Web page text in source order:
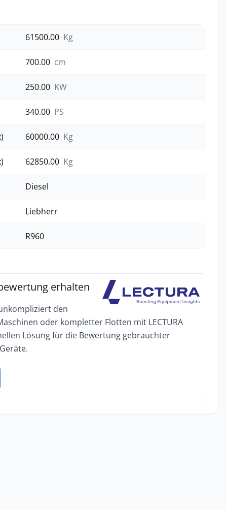
61500.00 Kg
700.00 cm
250.00 KW
340.00 PS
60000.00 Kg
62850.00 Kg
Diesel
Liebherr
R960
erhalten
den
oder kompletter Flotten mit LECTURA
Lösung für die Bewertung gebrauchter